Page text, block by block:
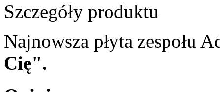
Szczegóły produktu
Najnowsza płyta zespołu
Cię".